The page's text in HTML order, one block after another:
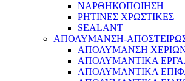
ΝΑΡΘΗΚΟΠΟΙΗΣΗ
ΡΗΤΙΝΕΣ ΧΡΩΣΤΙΚΕΣ
SEALANT
ΑΠΟΛΥΜΑΝΣΗ-
ΑΠΟΛΥΜΑΝΣΗ
ΑΠΟΛΥΜΑΝΤΙΚΑ
ΑΠΟΛΥΜΑΝΤΙΚΑ